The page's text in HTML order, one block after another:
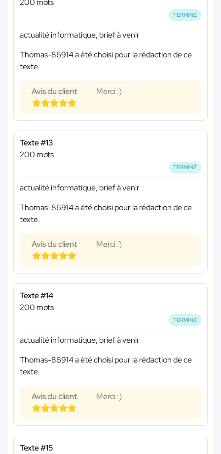
TERMINÉ
actualité informatique, brief à venir
Thomas-86914 a été choisi pour la rédaction de ce
texte.
Avis du client Merci :)
Texte #13
200 mots
TERMINÉ
actualité informatique, brief à venir
Thomas-86914 a été choisi pour la rédaction de ce
texte.
Avis du client Merci :)
Texte #14
200 mots
TERMINÉ
actualité informatique, brief à venir
Thomas-86914 a été choisi pour la rédaction de ce
texte.
Avis du client Merci :)
Texte #15